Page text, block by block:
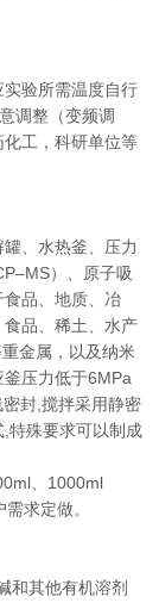
验所需温度自行
调整（变频调
工，科研单位等
、水热釜、压力
）、原子吸
品、地质、冶
品、稀土、水产
金属，以及纳米
压力低于6MPa
封,搅拌采用静密
特殊要求可以制成
、1000ml
求定做。
和其他有机溶剂